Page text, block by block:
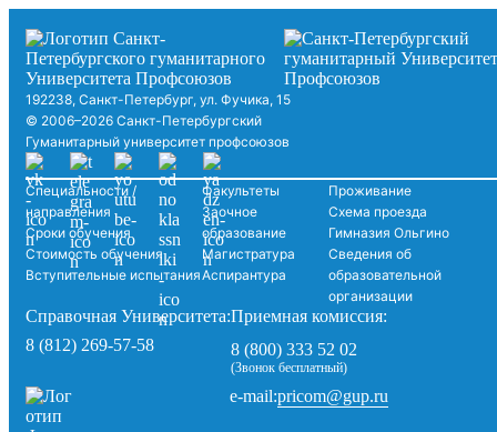
192238, Санкт-Петербург, ул. Фучика, 15
© 2006–2026 Санкт-Петербургский
Гуманитарный университет профсоюзов
Специальности /
направления
Сроки обучения
Стоимость обучения
Вступительные испытания
Факультеты
Заочное
образование
Магистратура
Аспирантура
Проживание
Схема проезда
Гимназия Ольгино
Сведения об
образовательной
организации
Справочная Университета:
8 (812) 269-57-58
Приемная комиссия:
8 (800) 333 52 02
(Звонок бесплатный)
e-mail:pricom@gup.ru